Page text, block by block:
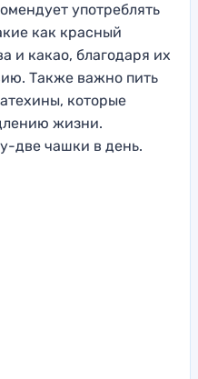
употреблять
как красный
и какао, благодаря их
Также важно пить
которые
жизни.
две чашки в день.